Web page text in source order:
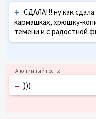
+ СДАЛА!!! ну как
кармашках, хрюшку-
темени и с радостной
– )))